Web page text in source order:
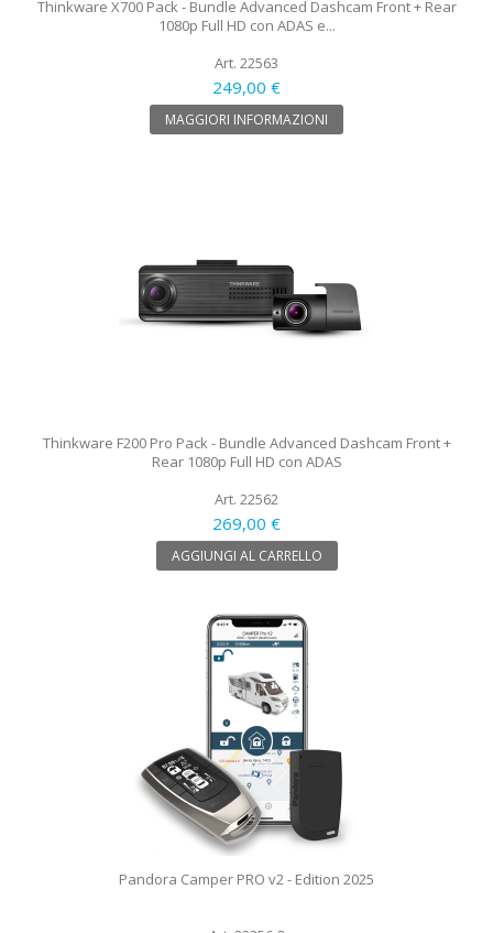
Thinkware X700 Pack - Bundle Advanced Dashcam Front + Rear
1080p Full HD con ADAS e...
Art. 22563
249,00 €
MAGGIORI INFORMAZIONI
Thinkware F200 Pro Pack - Bundle Advanced Dashcam Front +
Rear 1080p Full HD con ADAS
Art. 22562
269,00 €
AGGIUNGI AL CARRELLO
Pandora Camper PRO v2 - Edition 2025